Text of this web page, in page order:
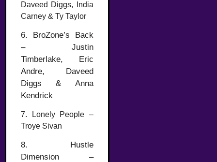
Daveed Diggs, India
Carney & Ty Taylor
6. BroZone’s Back
– Justin
Timberlake, Eric
Andre, Daveed
Diggs & Anna
Kendrick
7. Lonely People –
Troye Sivan
8. Hustle
Dimension –